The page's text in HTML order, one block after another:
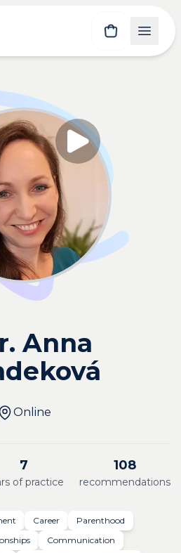
Anna
Online
7
of practice
108
recommendations
Career
Parenthood
Communication